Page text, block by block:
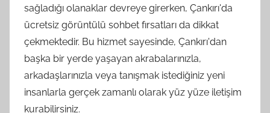
sağladığı olanaklar devreye girerken, Çankırı'da
ücretsiz görüntülü sohbet fırsatları da dikkat
çekmektedir. Bu hizmet sayesinde, Çankırı'dan
başka bir yerde yaşayan akrabalarınızla,
arkadaşlarınızla veya tanışmak istediğiniz yeni
insanlarla gerçek zamanlı olarak yüz yüze iletişim
kurabilirsiniz.